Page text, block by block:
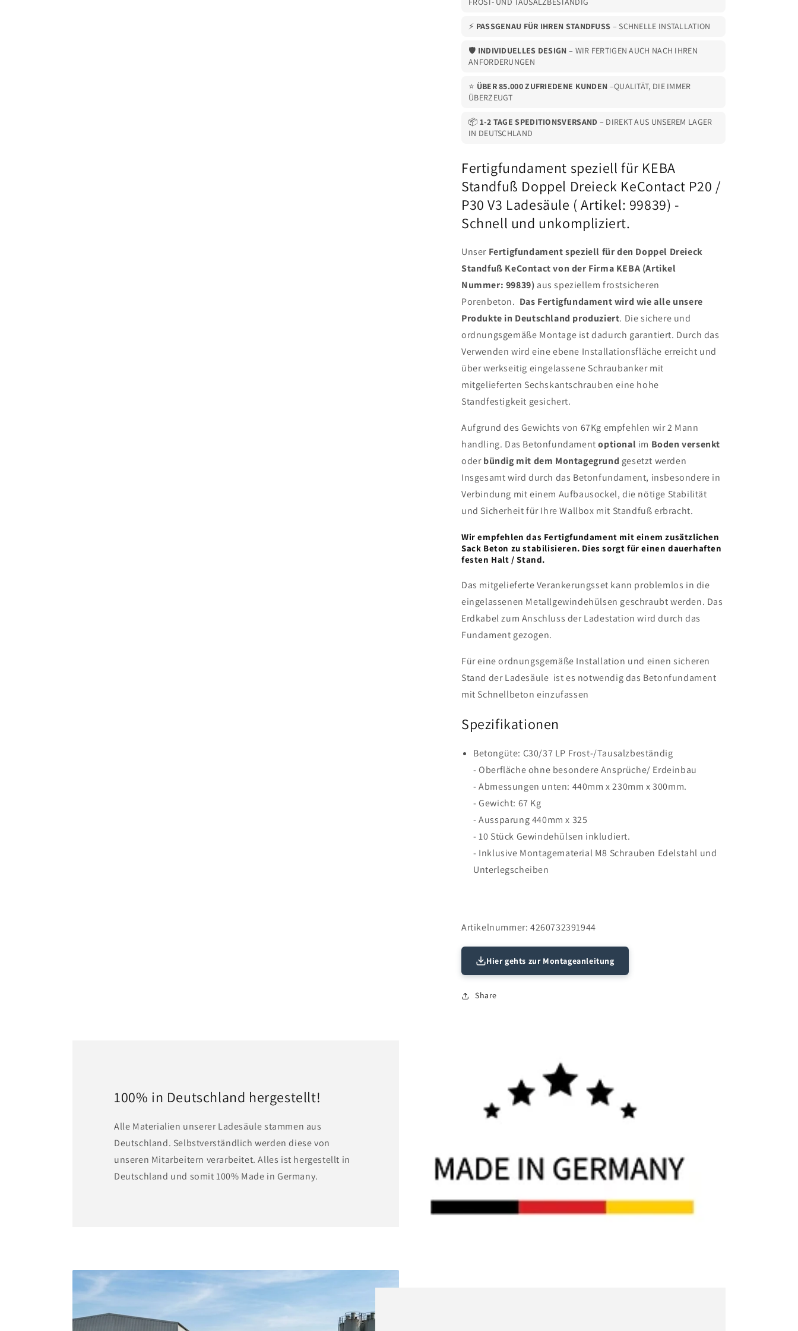
⚡ PASSGENAU FÜR IHREN STANDFUSS – SCHNELLE INSTALLATION
🛡️ INDIVIDUELLES DESIGN – WIR FERTIGEN AUCH NACH IHREN
ANFORDERUNGEN
⭐ ÜBER 85.000 ZUFRIEDENE KUNDEN –QUALITÄT, DIE IMMER
ÜBERZEUGT
📦 1-2 TAGE SPEDITIONSVERSAND – DIREKT AUS UNSEREM LAGER
IN DEUTSCHLAND
Fertigfundament speziell für KEBA
Standfuß Doppel Dreieck KeContact P20 /
P30 V3 Ladesäule ( Artikel: 99839) -
Schnell und unkompliziert.
Unser Fertigfundament speziell für den Doppel Dreieck
Standfuß KeContact von der Firma KEBA (Artikel
Nummer: 99839) aus speziellem frostsicheren
Porenbeton. Das Fertigfundament wird wie alle unsere
Produkte in Deutschland produziert. Die sichere und
ordnungsgemäße Montage ist dadurch garantiert. Durch das
Verwenden wird eine ebene Installationsfläche erreicht und
über werkseitig eingelassene Schraubanker mit
mitgelieferten Sechskantschrauben eine hohe
Standfestigkeit gesichert.
Aufgrund des Gewichts von 67Kg empfehlen wir 2 Mann
handling. Das Betonfundamentoptional im Boden versenkt
oderbündig mit dem Montagegrund gesetzt werden
Insgesamt wird durch das Betonfundament, insbesondere in
Verbindung mit einem Aufbausockel, die nötige Stabilität
und Sicherheit für Ihre Wallbox mit Standfuß erbracht.
Wir empfehlen das Fertigfundament mit einem zusätzlichen
Sack Beton zu stabilisieren. Dies sorgt für einen dauerhaften
festen Halt / Stand.
Das mitgelieferte Verankerungsset kann problemlos in die
eingelassenen Metallgewindehülsen geschraubt werden. Das
Erdkabel zum Anschluss der Ladestation wird durch das
Fundament gezogen.
Für eine ordnungsgemäße Installation und einen sicheren
Stand der Ladesäule ist es notwendig das Betonfundament
mit Schnellbeton einzufassen
Spezifikationen
Betongüte: C30/37 LP Frost-/Tausalzbeständig
- Oberfläche ohne besondere Ansprüche/ Erdeinbau
- Abmessungen unten: 440mm x 230mm x 300mm.
- Gewicht: 67 Kg
- Aussparung 440mm x 325
- 10 Stück Gewindehülsen inkludiert.
- Inklusive Montagematerial M8 Schrauben Edelstahl und
Unterlegscheiben
Artikelnummer: 4260732391944
Hier gehts zur Montageanleitung
Share
100% in Deutschland hergestellt!
A lle Materialien unserer Ladesäule stammen aus
Deutschland. Selbstverständlich werden diese von
unseren Mitarbeitern verarbeitet. Alles ist hergestellt in
Deutschland und somit 100% Made in Germany.